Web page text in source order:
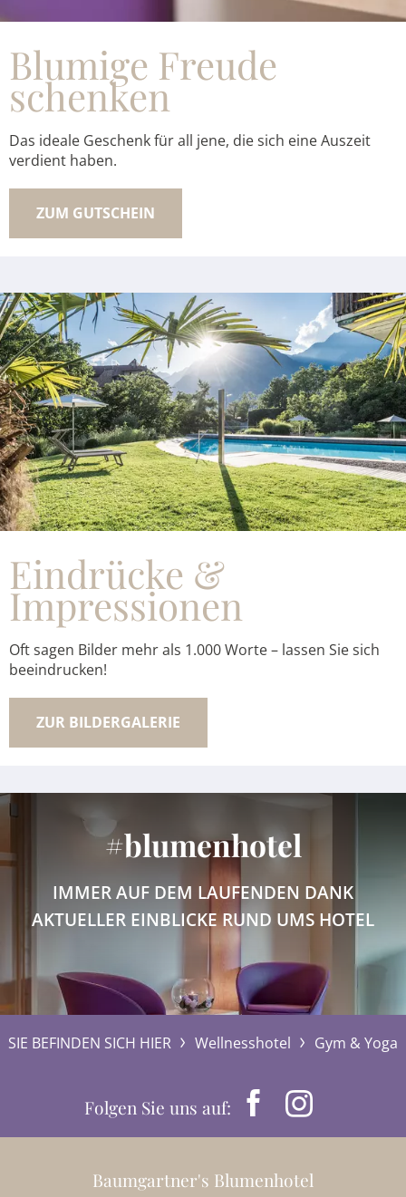
Blumige Freude
schenken
Das ideale Geschenk für all jene, die sich eine Auszeit
verdient haben.
ZUM GUTSCHEIN
Eindrücke &
Impressionen
Oft sagen Bilder mehr als 1.000 Worte – lassen Sie sich
beeindrucken!
ZUR BILDERGALERIE
#blumenhotel
IMMER AUF DEM LAUFENDEN DANK
AKTUELLER EINBLICKE RUND UMS HOTEL
SIE BEFINDEN SICH HIER Wellnesshotel Gym & Yoga
Folgen Sie uns auf:
Baumgartner's Blumenhotel